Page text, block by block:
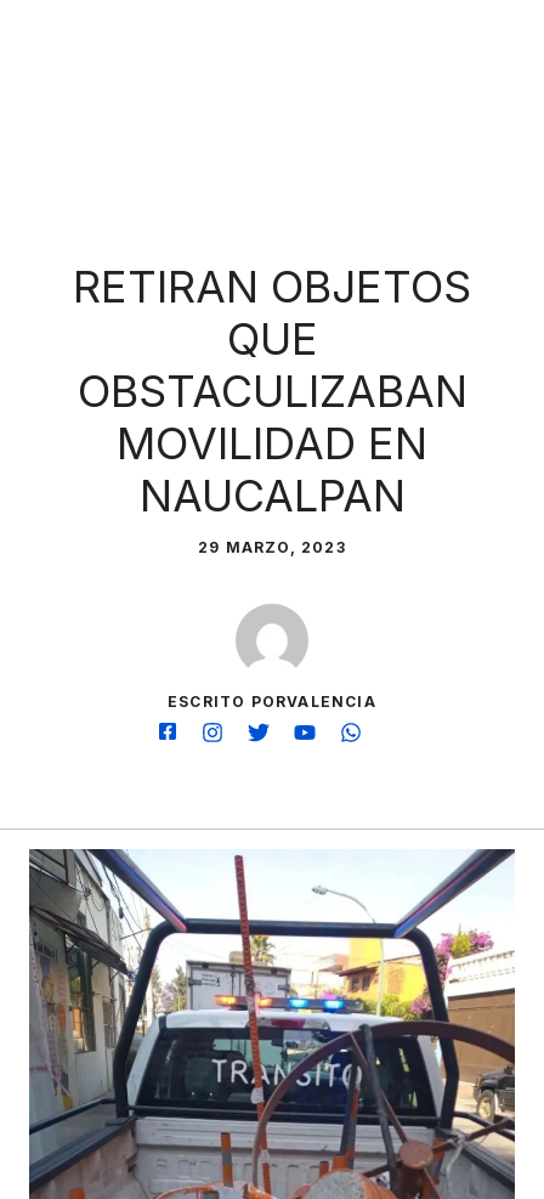
RETIRAN OBJETOS
QUE
OBSTACULIZABAN
MOVILIDAD EN
NAUCALPAN
29 MARZO, 2023
ESCRITO PORVALENCIA